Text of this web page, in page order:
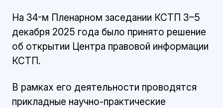
На 34-м Пленарном заседании КСТП 3–5
декабря 2025 года было принято решение
об открытии Центра правовой информации
КСТП.
В рамках его деятельности проводятся
прикладные научно-практические